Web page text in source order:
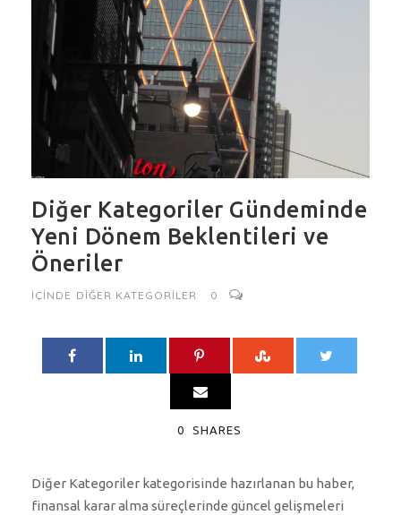
Diğer Kategoriler Gündeminde
Yeni Dönem Beklentileri ve
Öneriler
IÇINDE DIĞER KATEGORILER 0
0 SHARES
Diğer Kategoriler kategorisinde hazırlanan bu haber,
finansal karar alma süreçlerinde güncel gelişmeleri